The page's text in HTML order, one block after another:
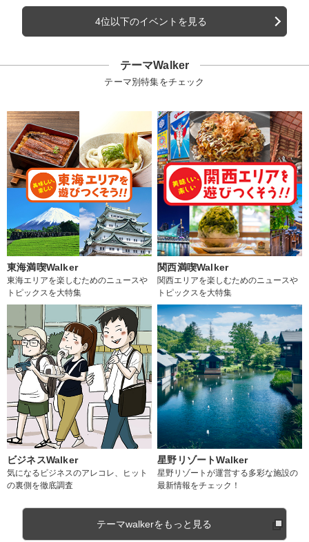
4位以下のイベントを見る
テーマWalker
テーマ別特集をチェック
東海満喫Walker
東海エリアを楽しむためのニュースや
トピックスを大特集
関西満喫Walker
関西エリアを楽しむためのニュースや
トピックスを大特集
ビジネスWalker
気になるビジネスのアレコレ、ヒット
の裏側を徹底調査
星野リゾートWalker
星野リゾートが運営する多彩な施設の
最新情報をチェック！
テーマwalkerをもっと見る